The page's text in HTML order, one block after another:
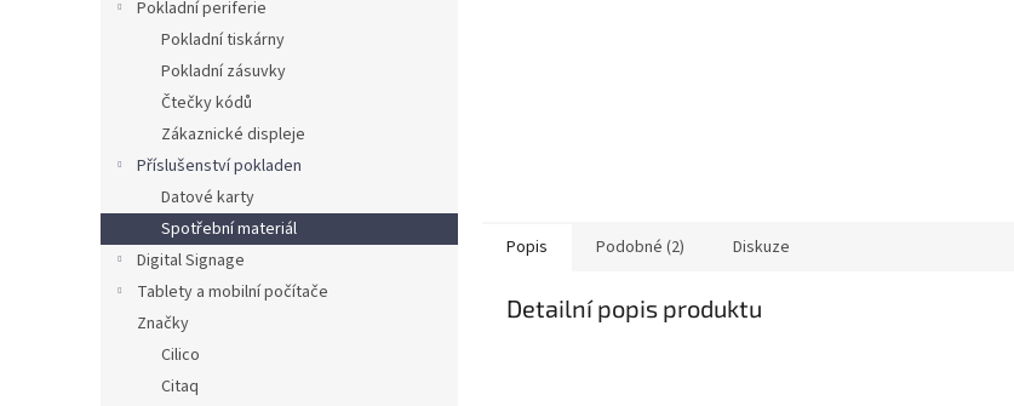
Pokladní periferie
Pokladní tiskárny
Pokladní zásuvky
Čtečky kódů
Zákaznické displeje
Příslušenství pokladen
Datové karty
Spotřební materiál
Digital Signage
Tablety a mobilní počítače
Značky
Cilico
Citaq
Popis Podobné (2) Diskuze
Detailní popis produktu